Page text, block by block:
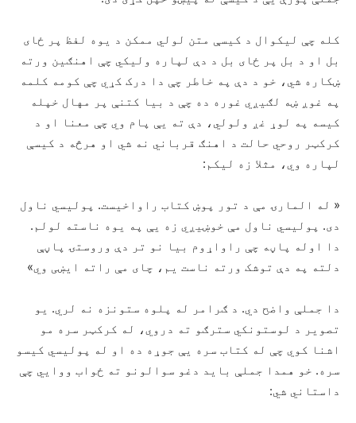
کله چې لیکوال د کیسې متن لولي ممکن د یوه لفظ پر ځای
بل او د بل پر ځای بل د دې لپاره ولیکي چې اهنګین ورته
ښکاره شي، خو د دې په خاطر چې دا درک کړي چې کومه کلمه
په غوږ ښه لګیږي غوره ده چې د بیا کتنې پر مهال خپله
کیسه په لوړ غږ ولولي، دې ته یې پام وي چې معنا او د
کرکټر روحي حالت د اهنګ قرباني نه شي او هرڅه د کیسې
لپاره وي، مثلا زه لیکم:
« له المارۍ مې د تور پوښ کتاب راواخیست. پولیسي ناول
دی. پولیسي ناول مې خوښیږي زه یې په یوه ناسته لولم.
دا اوله پاڼه چې راواړوم بیا نو تر دې وروستۍ پاڼې
دلته په دې توشک ورته ناست یم، چای مې راته ایښی وي»
دا جملې واضح دي. د ګرامر له پلوه ستونزه نه لري. یو
تصویر د لوستونکي سترګو ته دروي، له کرکټر سره مو
اشنا کوي چې له کتاب سره یې جوړه ده او له پولیسي کیسو
سره. خو همدا جملې باید دغو سوالونو ته ځواب ووایي چې
داستاني شي: